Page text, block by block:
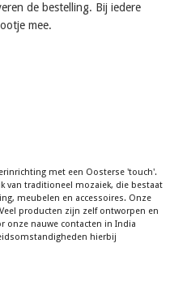
de bestelling. Bij iedere
mee.
met een Oosterse 'touch'.
van traditioneel mozaiek, die bestaat
meubelen en accessoires. Onze
producten zijn zelf ontworpen en
onze nauwe contacten in India
hierbij